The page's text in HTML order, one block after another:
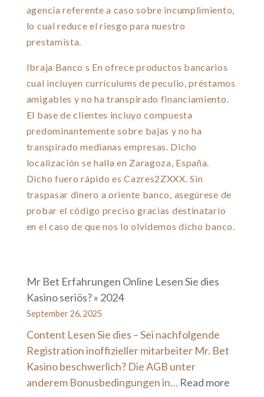
agencia referente a caso sobre incumplimiento,
lo cual reduce el riesgo para nuestro
prestamista.
Ibraja Banco s En ofrece productos bancarios
cual incluyen currículums de peculio, préstamos
amigables y no ha transpirado financiamiento.
El base de clientes incluyo compuesta
predominantemente sobre bajas y no ha
transpirado medianas empresas. Dicho
localización se halla en Zaragoza, España.
Dicho fuero rápido es Cazres2ZXXX. Sin
traspasar dinero a oriente banco, asegúrese de
probar el código preciso gracias destinatario
en el caso de que nos lo olvidemos dicho banco.
Mr Bet Erfahrungen Online Lesen Sie dies
Kasino seriös? » 2024
September 26, 2025
Content Lesen Sie dies – Sei nachfolgende
Registration inoffizieller mitarbeiter Mr. Bet
Kasino beschwerlich? Die AGB unter
anderem Bonusbedingungen in… Read more: